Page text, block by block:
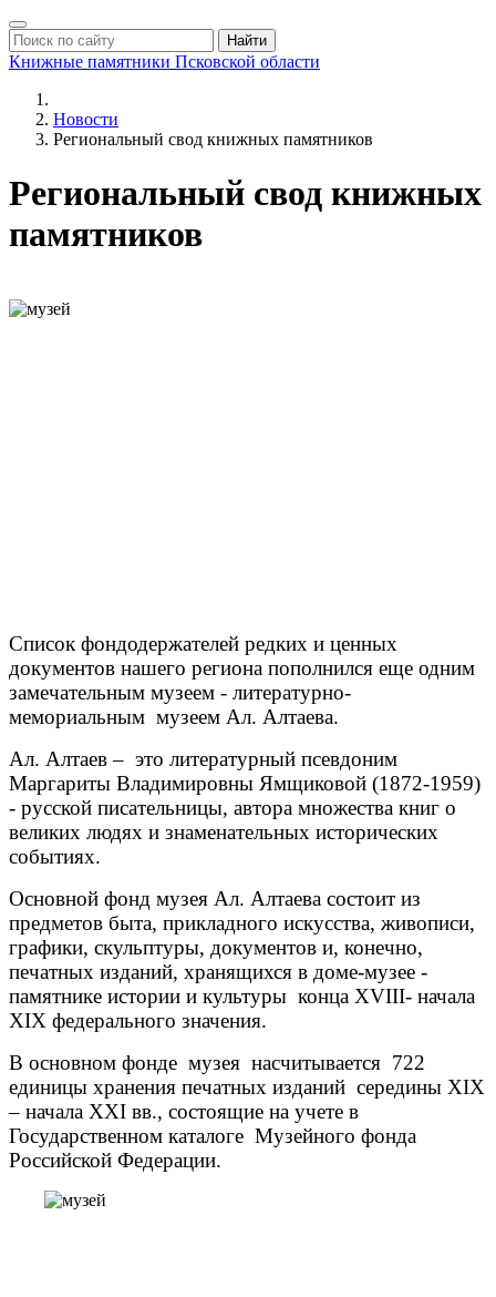
Найти
Книжные памятники Псковской области
Новости
Региональный свод книжных памятников
Региональный свод книжных
памятников
Список фондодержателей редких и ценных
документов нашего региона пополнился еще одним
замечательным музеем - литературно-
мемориальным музеем Ал. Алтаева.
Ал. Алтаев – это литературный псевдоним
Маргариты Владимировны Ямщиковой (1872-1959)
- русской писательницы, автора множества книг о
великих людях и знаменательных исторических
событиях.
Основной фонд музея Ал. Алтаева состоит из
предметов быта, прикладного искусства, живописи,
графики, скульптуры, документов и, конечно,
печатных изданий, хранящихся в доме-музее -
памятнике истории и культуры конца XVIII- начала
XIX федерального значения.
В основном фонде музея насчитывается 722
единицы хранения печатных изданий середины ХIX
– начала XXI вв., состоящие на учете в
Государственном каталоге Музейного фонда
Российской Федерации.